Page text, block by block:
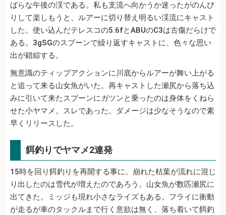
ばらな午後の渓である。私も支流へ向かうか迷ったがのんび
りして楽しもうと、ルアーに切り替え明るい渓流にキャスト
した。使い込んだテレスコの5.6fとABUのC3は古傷だらけで
ある。3gSGのスプーンで繰り返すキャストに、色々な思い
出が錯綜する。
無意識のティップアクションに川底からルアーが舞い上がる
と追って来る山女魚がいた。再キャストした瀬尻から落ち込
みに引いて来たスプーンにガツンと乗ったのは身体をくねら
せた小ヤマメ。スレであった。ダメージは少なそうなので素
早くリリースした。
餌釣りでヤマメ2連発
15時を回り餌釣りを再開する事に。崩れた枯葉が流れに混じ
り出したのは雪代が増えたのであろう。山女魚が数匹瀬尻に
出てきた。ミッジも現れ小さなライズもある。フライに衝動
が走るが車のタックルまで行く意欲は無く、落ち着いて餌釣